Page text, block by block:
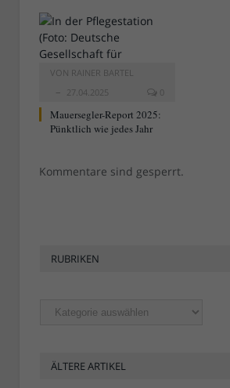
VON RAINER BARTEL
27.04.2025
0
Mauersegler-Report 2025:
Pünktlich wie jedes Jahr
Kommentare sind gesperrt.
RUBRIKEN
Rubriken
ÄLTERE ARTIKEL